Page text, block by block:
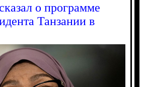
о программе
Танзании в